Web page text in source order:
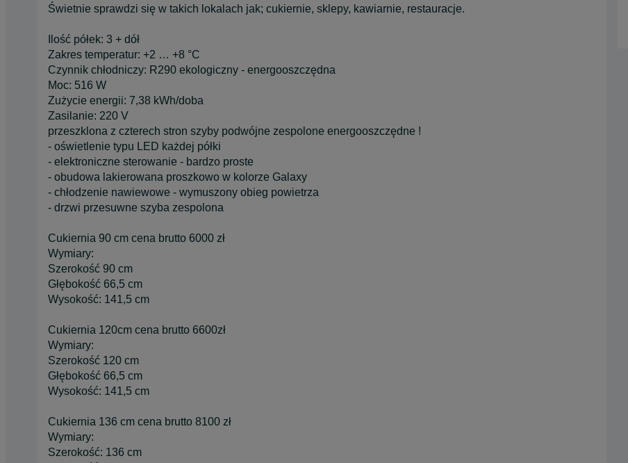
Świetnie sprawdzi się w takich lokalach jak; cukiernie, sklepy, kawiarnie, restauracje.
Ilość półek: 3 + dół
Zakres temperatur: +2 … +8 °C
Czynnik chłodniczy: R290 ekologiczny - energooszczędna
Moc: 516 W
Zużycie energii: 7,38 kWh/doba
Zasilanie: 220 V
przeszklona z czterech stron szyby podwójne zespolone energooszczędne !
- oświetlenie typu LED każdej półki
- elektroniczne sterowanie - bardzo proste
- obudowa lakierowana proszkowo w kolorze Galaxy
- chłodzenie nawiewowe - wymuszony obieg powietrza
- drzwi przesuwne szyba zespolona
Cukiernia 90 cm cena brutto 6000 zł
Wymiary:
Szerokość 90 cm
Głębokość 66,5 cm
Wysokość: 141,5 cm
Cukiernia 120cm cena brutto 6600zł
Wymiary:
Szerokość 120 cm
Głębokość 66,5 cm
Wysokość: 141,5 cm
Cukiernia 136 cm cena brutto 8100 zł
Wymiary:
Szerokość: 136 cm